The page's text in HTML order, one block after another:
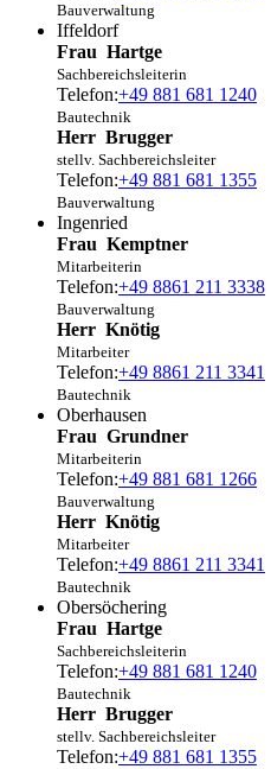
Bauverwaltung
Iffeldorf
Frau Hartge
Sachbereichsleiterin
Telefon:+49 881 681 1240
Bautechnik
Herr Brugger
stellv. Sachbereichsleiter
Telefon:+49 881 681 1355
Bauverwaltung
Ingenried
Frau Kemptner
Mitarbeiterin
Telefon:+49 8861 211 3338
Bauverwaltung
Herr Knötig
Mitarbeiter
Telefon:+49 8861 211 3341
Bautechnik
Oberhausen
Frau Grundner
Mitarbeiterin
Telefon:+49 881 681 1266
Bauverwaltung
Herr Knötig
Mitarbeiter
Telefon:+49 8861 211 3341
Bautechnik
Obersöchering
Frau Hartge
Sachbereichsleiterin
Telefon:+49 881 681 1240
Bautechnik
Herr Brugger
stellv. Sachbereichsleiter
Telefon:+49 881 681 1355